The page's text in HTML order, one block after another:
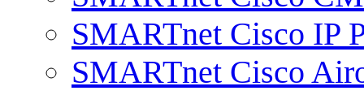
SMARTnet Cisco IP
SMARTnet Cisco